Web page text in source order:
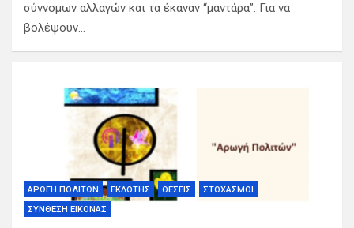
σύννομων αλλαγών και τα έκαναν “μαντάρα”. Για να
βολέψουν…
ΑΡΩΓΉ ΠΟΛΙΤΏΝ ΕΚΔΌΤΗΣ ΘΈΣΕΙΣ
ΣΤΟΧΑΣΜΟΊ
ΣΎΝΘΕΣΗ ΕΙΚΌΝΑΣ